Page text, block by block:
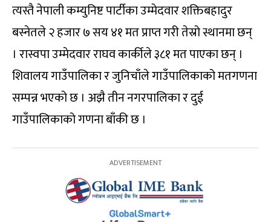
त्यस्तै नेपाली कम्युनिष्ट पार्टीका उम्मेदवार शक्तिबहादुर
बस्नेतले २ हजार ७ सय ४१ मत प्राप्त गरी तेस्रो स्थानमा छन्
। रास्वपा उम्मेदवार राघव कार्कीले ३८१ मत पाएका छन् ।
शिवालय गाउँपालिका र जुनिचाँले गाउँपालिकाको मतगणना
सम्पन्न भएको छ । अझै तीन नगरपालिका र दुई
गाउँपालिकाको गणना बाँकी छ ।